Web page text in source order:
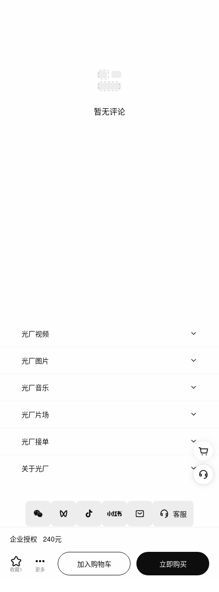
企业授权 240元
收藏1 更多
加入购物车 立即购买
暂无评论
客服
光厂视频
上传视频
光厂图片
上传图片
光厂音乐
热门音乐
光厂片场
上传案例
光厂接单
上架服务
关于光厂
增值电信业务经营许可证：川B2-20160192
蜀ICP备12020238号-4
川公网安备51019002000262
违法和不良信息举报中心